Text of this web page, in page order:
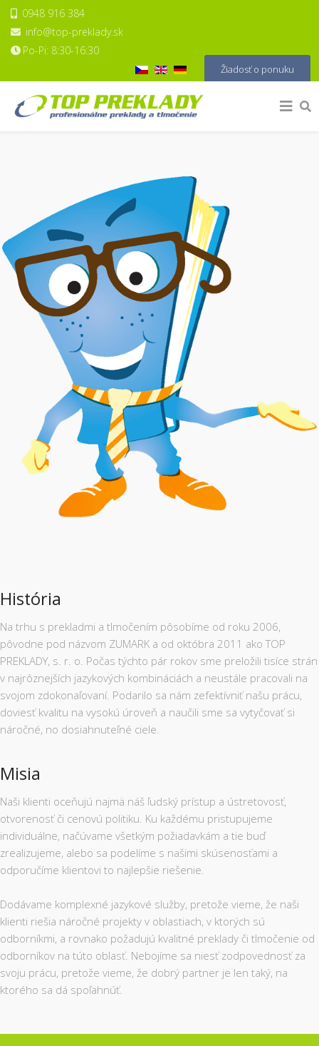
0948 916 384
info@top-preklady.sk
Po-Pi: 8:30-16:30
Vyberte váš jazyk Žiadosť o ponuku
História
Na trhu s prekladmi a tlmočením pôsobíme od roku 2006,
pôvodne pod názvom ZUMARK a od októbra 2011 ako TOP
PREKLADY, s. r. o. Počas týchto pár rokov sme preložili tisíce strán
v najrôznejších jazykových kombináciách a neustále pracovali na
svojom zdokonaľovaní. Podarilo sa nám zefektívniť našu prácu,
doviesť kvalitu na vysokú úroveň a naučili sme sa vytyčovať si
náročné, no dosiahnuteľné ciele.
Misia
Naši klienti oceňujú najmä náš ľudský prístup a ústretovosť,
otvorenosť či cenovú politiku. Ku každému pristupujeme
individuálne, načúvame všetkým požiadavkám a tie buď
zrealizujeme, alebo sa podelíme s našimi skúsenosťami a
odporučíme klientovi to najlepšie riešenie.
Dodávame komplexné jazykové služby, pretože vieme, že naši
klienti riešia náročné projekty v oblastiach, v ktorých sú
odborníkmi, a rovnako požadujú kvalitné preklady či tlmočenie od
odborníkov na túto oblasť. Nebojíme sa niesť zodpovednosť za
svoju prácu, pretože vieme, že dobrý partner je len taký, na
ktorého sa dá spoľahnúť.